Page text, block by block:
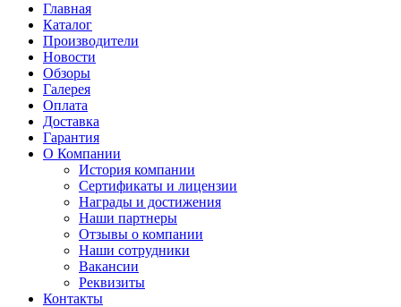
Главная
Каталог
Производители
Новости
Обзоры
Галерея
Оплата
Доставка
Гарантия
О Компании
История компании
Сертификаты и лицензии
Награды и достижения
Наши партнеры
Отзывы о компании
Наши сотрудники
Вакансии
Реквизиты
Контакты